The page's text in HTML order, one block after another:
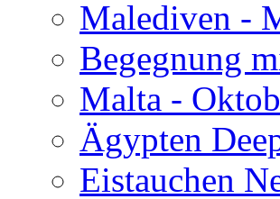
Malediven -
Begegnung
Malta -
Ägypten
Eistauchen